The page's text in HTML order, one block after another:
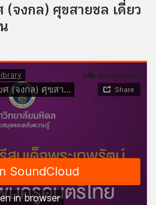
(จงกล) ศุขสายชล เดี่ยว